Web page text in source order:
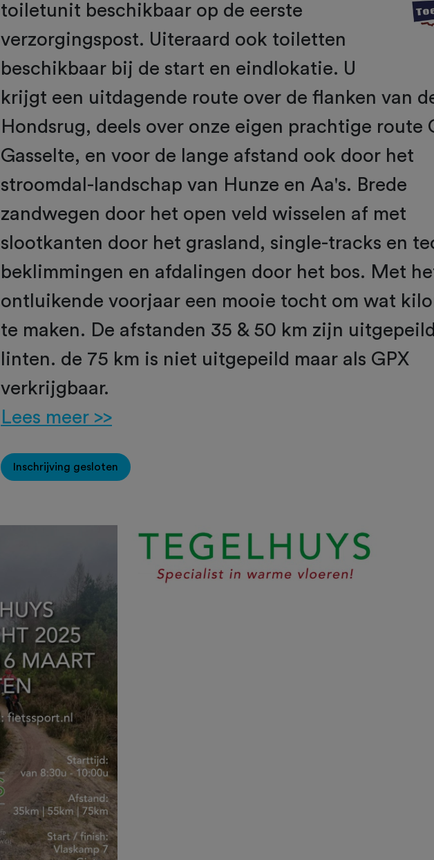
toiletunit beschikbaar op de eerste
verzorgingspost. Uiteraard ook toiletten
beschikbaar bij de start en eindlokatie. U
krijgt een uitdagende route over de flanken van
Hondsrug, deels over onze eigen prachtige route
Gasselte, en voor de lange afstand ook door het
stroomdal-landschap van Hunze en Aa's. Brede
zandwegen door het open veld wisselen af met
slootkanten door het grasland, single-tracks en
beklimmingen en afdalingen door het bos. Met
ontluikende voorjaar een mooie tocht om wat
te maken. De afstanden 35 & 50 km zijn
linten. de 75 km is niet uitgepeild maar als GPX
verkrijgbaar.
Lees meer >>
Inschrijving gesloten